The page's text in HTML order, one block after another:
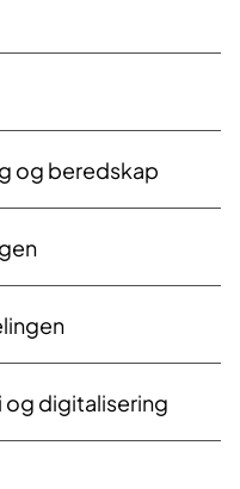
og beredskap
digitalisering